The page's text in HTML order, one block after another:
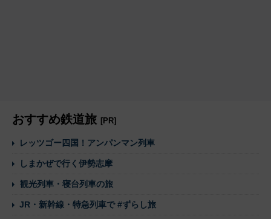
おすすめ鉄道旅 [PR]
レッツゴー四国！アンパンマン列車
しまかぜで行く伊勢志摩
観光列車・寝台列車の旅
JR・新幹線・特急列車で #ずらし旅